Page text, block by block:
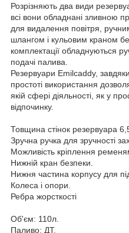
Розрізняють два види
всі вони обладнані зливною
для видалення повітря,
шлангом і кульовим краном
комплектації обладнуються
подачі палива.
Резервуари Emilcaddy, завдяки
простоті використання
якій сфері діяльності, як у
відпочинку.
Товщина стінок резервуара
Зручна ручка для зручності
Можливість кріплення
Нижній кран безпеки.
Нижня частина корпусу для
Колеса і опори.
Ребра жорсткості
Об'єм: 110л.
Паливо: ДТ.